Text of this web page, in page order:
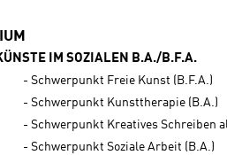
IM SOZIALEN B.A./B.F.A.
Schwerpunkt Freie Kunst (B.F.A.)
Schwerpunkt Kunsttherapie (B.A.)
Schwerpunkt Kreatives Schreiben
Schwerpunkt Soziale Arbeit (B.A.)